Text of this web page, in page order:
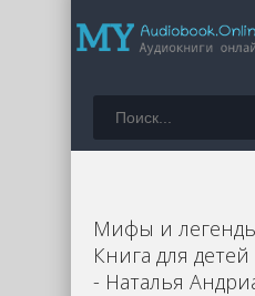
Мифы и
Книга для
- Наталья